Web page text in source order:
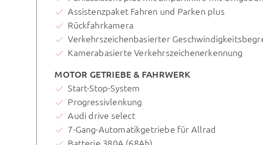
Assistenzpaket Fahren und Parken plus
Rückfahrkamera
Verkehrszeichenbasierter
Kamerabasierte Verkehrszeichenerkennung
MOTOR GETRIEBE & FAHRWERK
Start-Stop-System
Progressivlenkung
Audi drive select
7-Gang-Automatikgetriebe für Allrad
Batterie 380A (68Ah)